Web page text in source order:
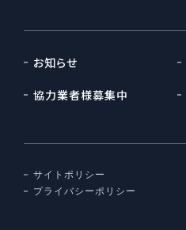
お知らせ
協力業者様募集中
サイトポリシー
プライバシーポリシー